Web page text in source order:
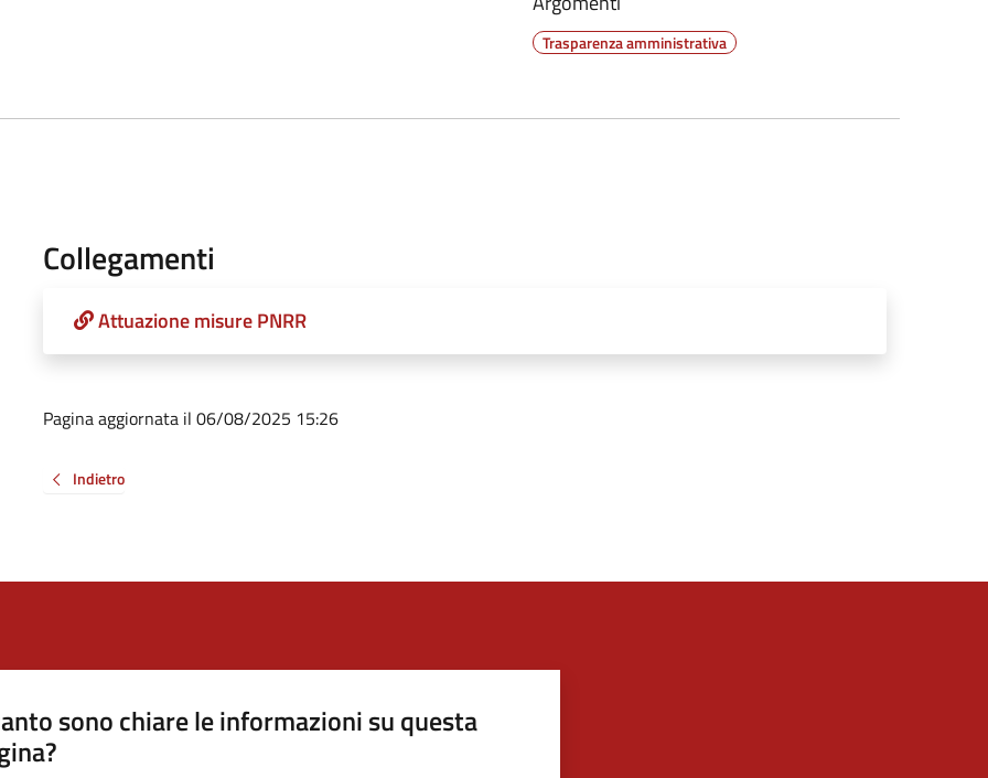
Trasparenza amministrativa
Collegamenti
Attuazione misure PNRR
Pagina aggiornata il 06/08/2025 15:26
Indietro
sono chiare le informazioni su questa